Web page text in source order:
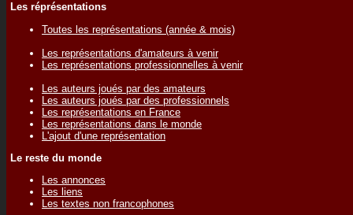
Les réprésentations
Toutes les représentations (année & mois)
Les représentations d'amateurs à venir
Les représentations professionnelles à venir
Les auteurs joués par des amateurs
Les auteurs joués par des professionnels
Les représentations en France
Les représentations dans le monde
L'ajout d'une représentation
Le reste du monde
Les annonces
Les liens
Les textes non francophones